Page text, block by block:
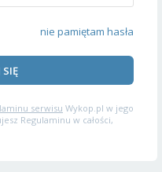
nie pamiętam hasła
serwisu Wykop.pl w jego
Regulaminu w całości,